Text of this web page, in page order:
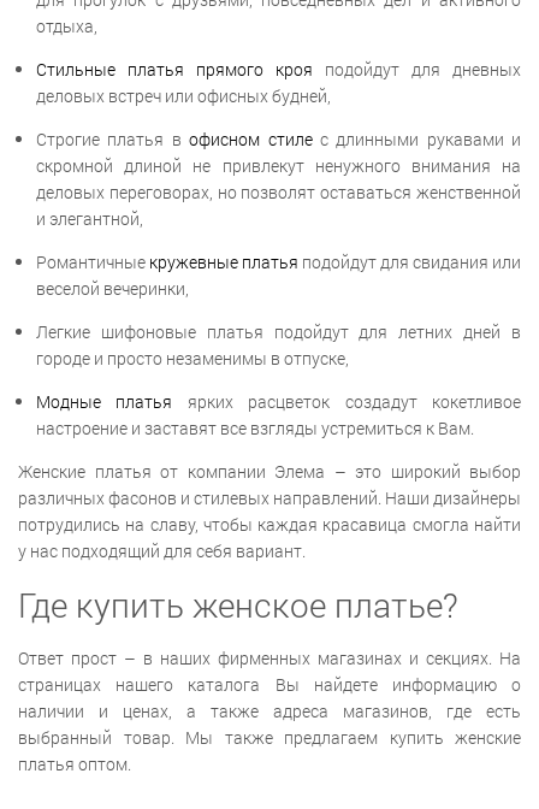
отдыха,
Стильные платья
прямого кроя подойдут для дневных
деловых встреч или офисных будней,
Строгие платья вофисном стилес длинными рукавами и
скромной длиной не привлекут ненужного внимания на
деловых переговорах, но позволят оставаться женственной
и элегантной,
Романтичные кружевные платья подойдут для свидания или
веселой вечеринки,
Легкие шифоновые платья подойдут для летних дней в
городе и просто незаменимы в отпуске,
Модные платья ярких расцветок создадут кокетливое
настроение и заставят все взгляды устремиться к Вам.
Женские платья от компании Элема – это широкий выбор
различных фасонов и стилевых направлений. Наши дизайнеры
потрудились на славу, чтобы каждая красавица смогла найти
у нас подходящий для себя вариант.
Где купить женское платье?
Ответ прост – в наших фирменных магазинах и секциях. На
страницах нашего каталога Вы найдете информацию о
наличии и ценах, а также адреса магазинов, где есть
выбранный товар. Мы также предлагаем купить женские
платья оптом.